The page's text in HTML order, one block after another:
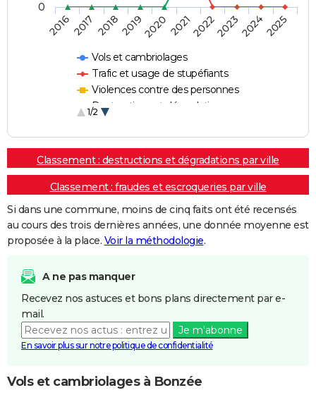
Vols et cambriolages
Trafic et usage de stupéfiants
Violences contre des personnes
Destructions et dégradations
1/2
20162017 20182019202020212022202320242025
0
Classement : destructions et dégradations par ville
Classement : fraudes et escroqueries par ville
Si dans une commune, moins de cinq faits ont été recensés
au cours des trois dernières années, une donnée moyenne est
proposée à la place. Voir la méthodologie.
A ne pas manquer
Recevez nos astuces et bons plans directement par e-
mail.
Je m'abonne
En savoir plus sur notre politique de confidentialité
Vols et cambriolages à Bonzée